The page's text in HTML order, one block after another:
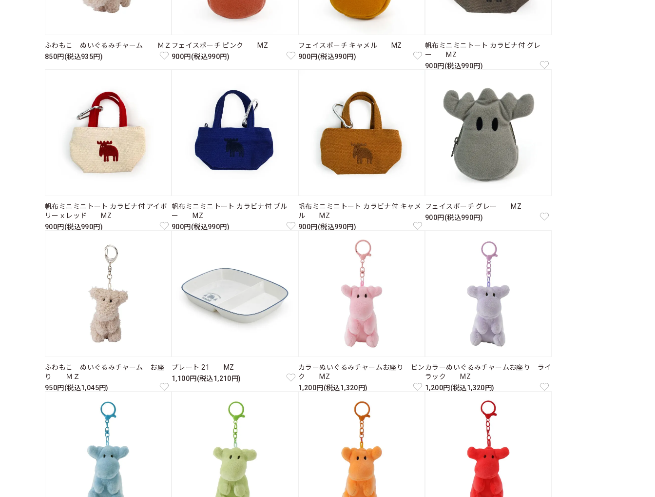
ふわもこ ぬいぐるみチャーム ＭＺ
850円(税込935円)
フェイスポーチ ピンク MZ
900円(税込990円)
フェイスポーチ キャメル MZ
900円(税込990円)
帆布ミニミニトート カラビナ付 グレ
ー MZ
900円(税込990円)
帆布ミニミニトート カラビナ付 アイボ
リーｘレッド MZ
900円(税込990円)
帆布ミニミニトート カラビナ付 ブル
ー MZ
900円(税込990円)
帆布ミニミニトート カラビナ付 キャメ
ル MZ
900円(税込990円)
フェイスポーチ グレー MZ
900円(税込990円)
ふわもこ ぬいぐるみチャーム お座
り ＭＺ
950円(税込1,045円)
プレート 21 MZ
1,100円(税込1,210円)
カラーぬいぐるみチャームお座り ピン
ク MZ
1,200円(税込1,320円)
カラーぬいぐるみチャームお座り ライ
ラック MZ
1,200円(税込1,320円)